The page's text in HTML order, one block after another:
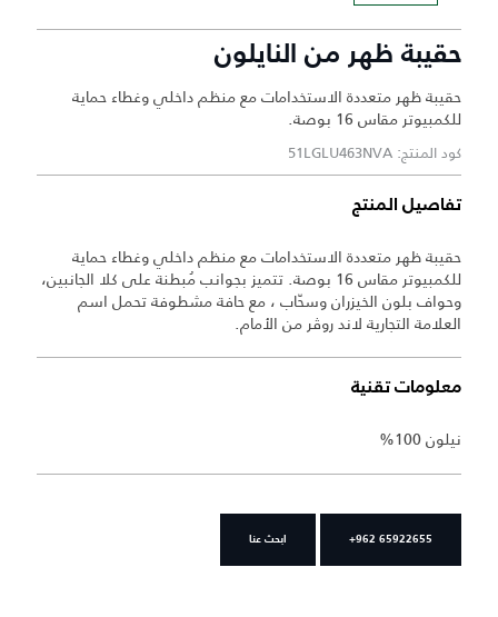
حقيبة ظهر من النايلون
حقيبة ظهر متعددة الاستخدامات مع منظم داخلي وغطاء حماية
للكمبيوتر مقاس 16 بوصة.
كود المنتج: 51LGLU463NVA
تفاصيل المنتج
حقيبة ظهر متعددة الاستخدامات مع منظم داخلي وغطاء حماية
للكمبيوتر مقاس 16 بوصة. تتميز بجوانب مُبطنة على كلا الجانبين،
وحواف بلون الخيزران وسحّاب ، مع حافة مشطوفة تحمل اسم
العلامة التجارية لاند روڤر من الأمام.
معلومات تقنية
نيلون 100%
+962 65922655 ابحث عنا